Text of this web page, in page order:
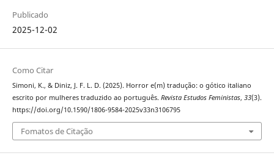
Publicado
2025-12-02
Como Citar
Simoni, K., & Diniz, J. F. L. D. (2025). Horror e(m) tradução: o gótico italiano
escrito por mulheres traduzido ao português. Revista Estudos Feministas, 33(3).
https://doi.org/10.1590/1806-9584-2025v33n3106795
Fomatos de Citação